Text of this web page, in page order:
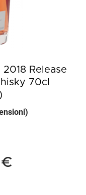
Release
70cl